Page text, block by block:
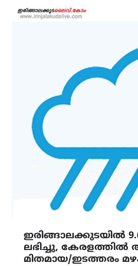
ഇരിങ്ങാലക്കുടയിൽ 9.6
ലഭിച്ചു, കേരളത്തിൽ
മിതമായ/ഇടത്തരം